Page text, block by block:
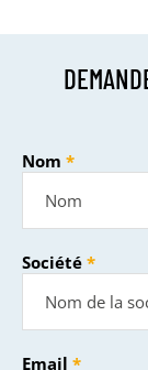
Nom
Société
Email